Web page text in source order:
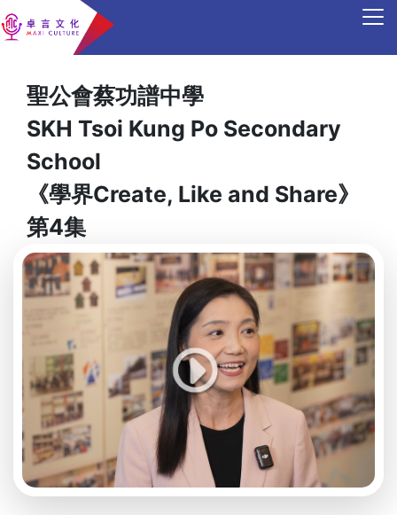
聖公會蔡功譜中學
SKH Tsoi Kung Po Secondary
School
《學界Create, Like and Share》
第4集